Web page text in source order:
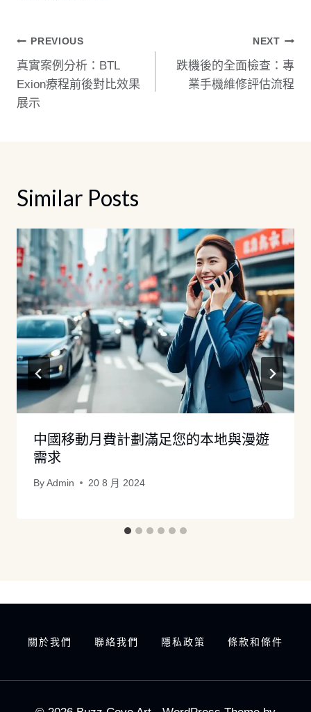
文
章
導
PREVIOUS
真實案例分析：BTL
Exion療程前後對比效果
展示
NEXT
跌機後的全面檢查：專
業手機維修評估流程
Similar Posts
中國移動月費計劃滿足您的本地與漫遊
需求
By Admin 20 8 月 2024
關於我們 聯絡我們 隱私政策 條款和條件